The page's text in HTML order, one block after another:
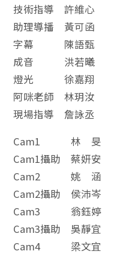
技術指導 許維心
助理導播 黃可函
字幕 陳語甄
成音 洪若曦
燈光 徐嘉翔
阿咪老師 林玥汝
現場指導 詹詠丞
Cam1 林 旻
Cam1攝助 蔡妍安
Cam2 姚 涵
Cam2攝助 侯沛岑
Cam3 翁鈺婷
Cam3攝助 吳靜宜
Cam4 梁文宜